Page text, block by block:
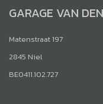
GARAGE VAN
Matenstraat 197
2845 Niel
BE0411.102.727